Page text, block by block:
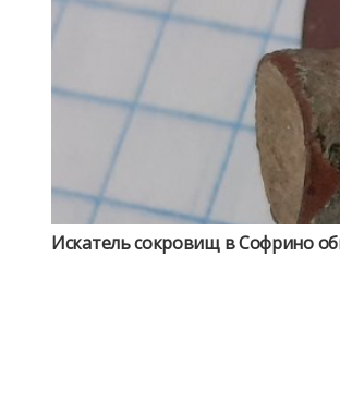
Искатель сокровищ в Софрино